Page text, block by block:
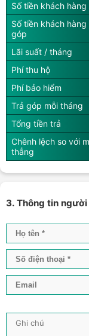
Số tiền khách
Số tiền khách hàng
góp
Lãi suất / tháng
Phí thu hộ
Phí bảo hiểm
Trả góp mỗi tháng
Tổng tiền trả
Chênh lệch so với
thẳng
3. Thông tin người